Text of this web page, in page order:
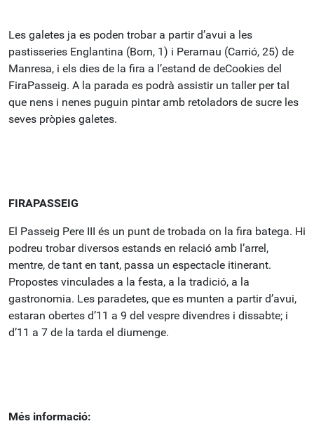
Les galetes ja es poden trobar a partir d’avui a les
pastisseries Englantina (Born, 1) i Perarnau (Carrió, 25) de
Manresa, i els dies de la fira a l’estand de deCookies del
FiraPasseig. A la parada es podrà assistir un taller per tal
que nens i nenes puguin pintar amb retoladors de sucre les
seves pròpies galetes.
FIRAPASSEIG
El Passeig Pere III és un punt de trobada on la fira batega. Hi
podreu trobar diversos estands en relació amb l’arrel,
mentre, de tant en tant, passa un espectacle itinerant.
Propostes vinculades a la festa, a la tradició, a la
gastronomia. Les paradetes, que es munten a partir d’avui,
estaran obertes d’11 a 9 del vespre divendres i dissabte; i
d’11 a 7 de la tarda el diumenge.
Més informació: